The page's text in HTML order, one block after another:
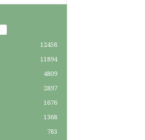
12458
11894
4809
2897
1676
1368
783